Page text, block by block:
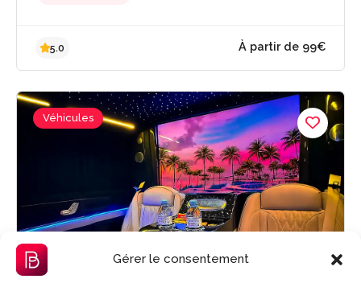
Gérer le consentement
À partir de
Véhicules